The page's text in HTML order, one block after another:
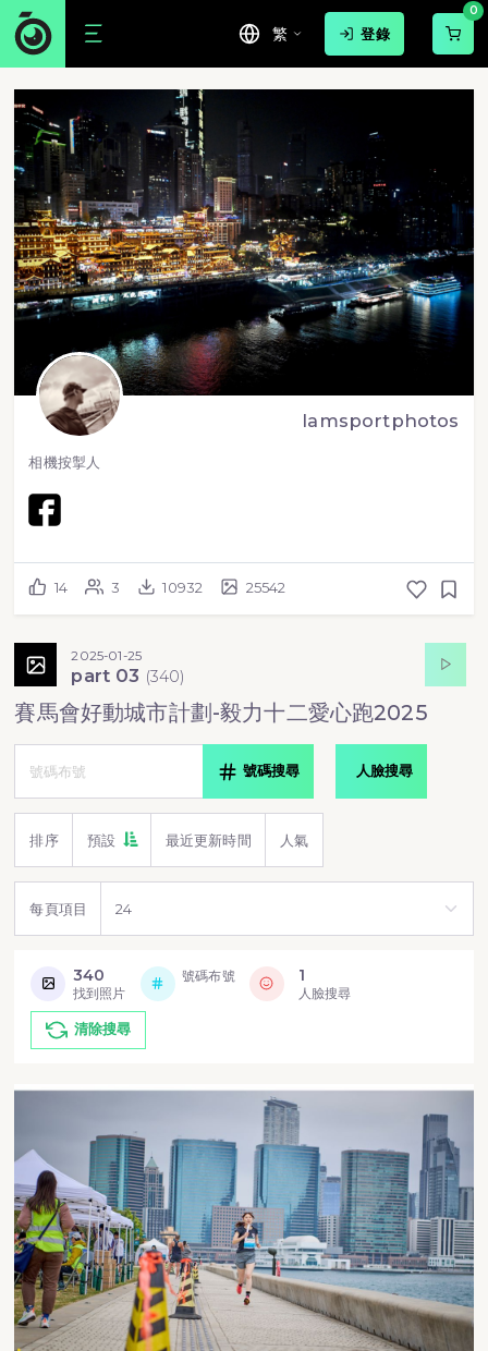
繁 登錄
0
lamsportphotos
相機按掣人
14 3 10932 25542
2025-01-25
part 03 (340)
賽馬會好動城市計劃-毅力十二愛心跑2025
號碼搜尋 人臉搜尋
排序 預設 最近更新時間 人氣
每頁項目
340
找到照片
號碼布號 1
人臉搜尋
清除搜尋